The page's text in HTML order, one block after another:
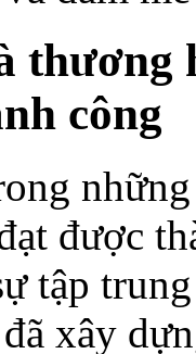
công
được
tập
xây